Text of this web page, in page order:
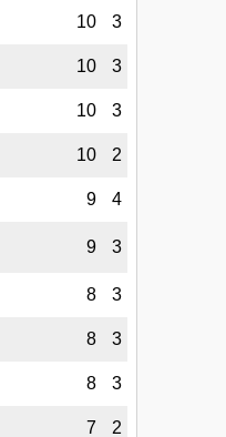
10 3
10 3
10 3
10 2
9 4
9 3
8 3
8 3
8 3
7 2